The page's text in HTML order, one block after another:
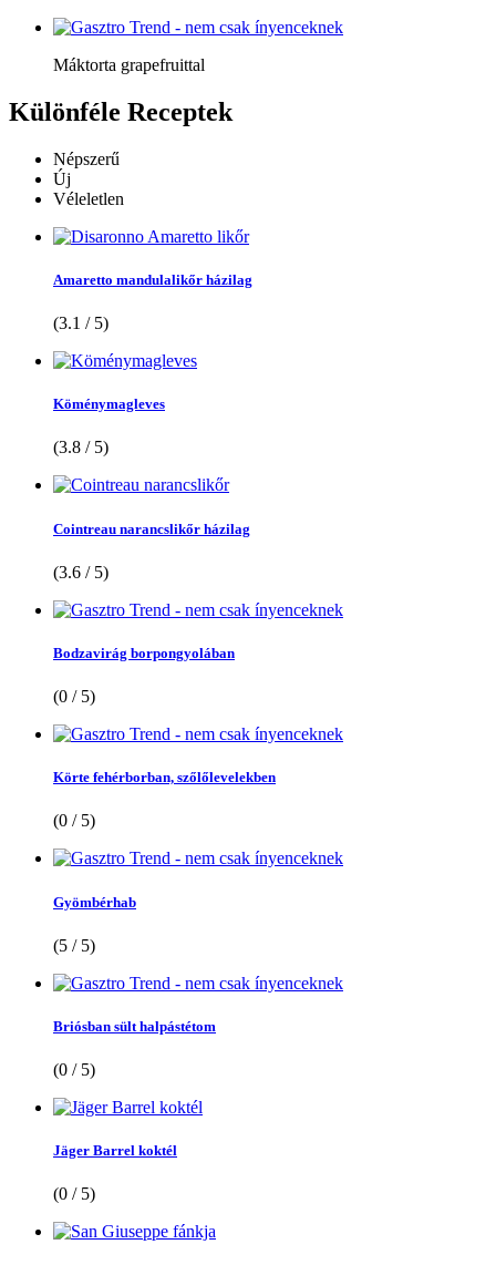
Máktorta grapefruittal
Különféle Receptek
Népszerű
Új
Véleletlen
Amaretto mandulalikőr házilag
(3.1 / 5)
Köménymagleves
(3.8 / 5)
Cointreau narancslikőr házilag
(3.6 / 5)
Bodzavirág borpongyolában
(0 / 5)
Körte fehérborban, szőlőlevelekben
(0 / 5)
Gyömbérhab
(5 / 5)
Briósban sült halpástétom
(0 / 5)
Jäger Barrel koktél
(0 / 5)